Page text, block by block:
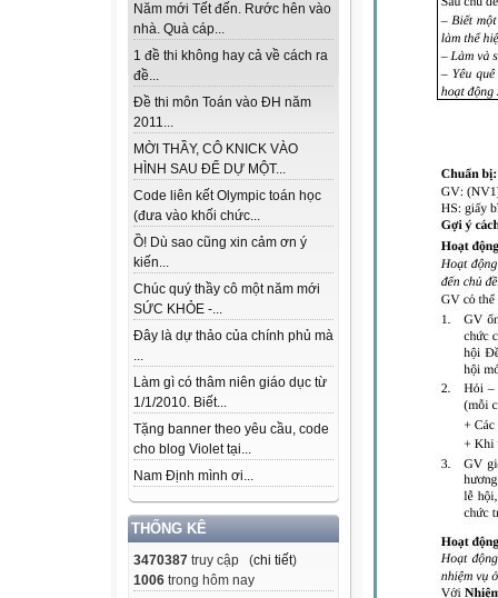
Năm mới Tết đến. Rước hên vào
nhà. Quà cáp...
1 đề thi không hay cả về cách ra
đề...
Đề thi môn Toán vào ĐH năm
2011...
MỜI THẦY, CÔ KNICK VÀO
HÌNH SAU ĐỂ DỰ MỘT...
Code liên kết Olympic toán học
(đưa vào khối chức...
Ồ! Dù sao cũng xin cảm ơn ý
kiến...
Chúc quý thầy cô một năm mới
SỨC KHỎE -...
Đây là dự thảo của chính phủ mà
...
Làm gì có thâm niên giáo dục từ
1/1/2010. Biết...
Tặng banner theo yêu cầu, code
cho blog Violet tại...
Nam Định mình ơi...
THỐNG KÊ
3470387 truy cập (chi tiết)
1006 trong hôm nay